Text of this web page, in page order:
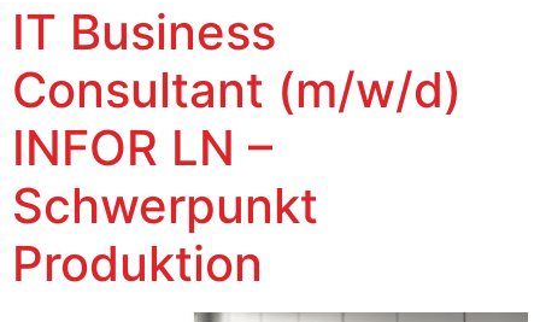
IT Business
Consultant (m/w/d)
INFOR LN –
Schwerpunkt
Produktion